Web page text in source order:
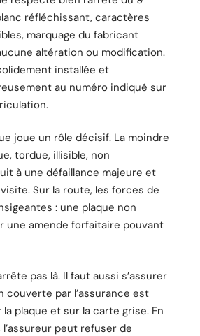
réfléchissant, caractères
marquage du fabricant
altération ou modification.
installée et
au numéro indiqué sur
joue un rôle décisif. La moindre
tordue, illisible, non
à une défaillance majeure et
Sur la route, les forces de
: une plaque non
une amende forfaitaire pouvant
pas là. Il faut aussi s’assurer
couverte par l’assurance est
plaque et sur la carte grise. En
peut refuser de